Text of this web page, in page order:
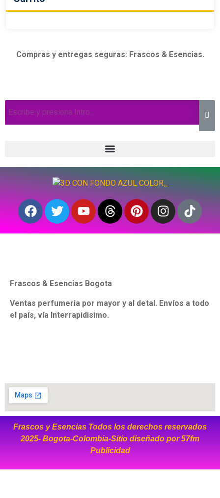
Compras y entregas seguras: Frascos & Esencias.
Frascos & Esencias Bogota
Ventas perfumeria por mayor y al detal. Envíos a todo
el país, vía Interrapidisimo.
Frascos y Esencias Todos los derechos reservados
2025- Bogota-Colombia-Sitio diseñado por57fm
Publicidad